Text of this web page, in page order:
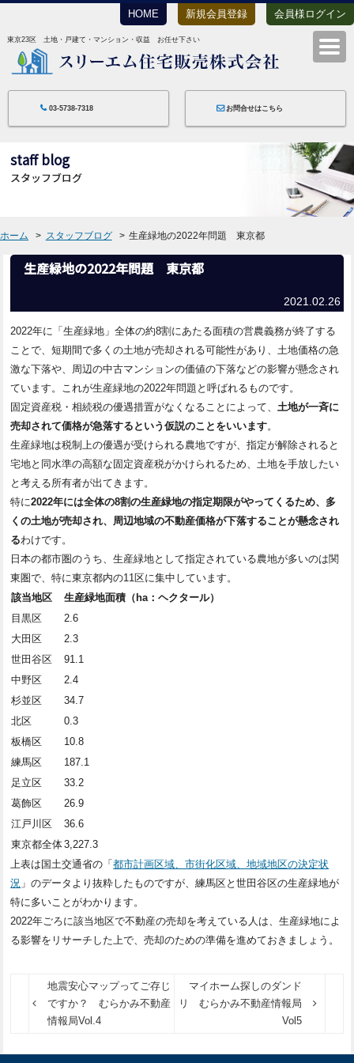
HOME 新規会員登録 会員様ログイン
東京23区 土地・戸建て・マンション・収益 お任せ下さい
03-5738-7318 お問合せはこちら
staff blog
スタッフブログ
ホーム スタッフブログ 生産緑地の2022年問題 東京都
生産緑地の2022年問題 東京都
2021.02.26
2022年に「生産緑地」全体の約8割にあたる面積の営農義務が終了する
ことで、短期間で多くの土地が売却される可能性があり、土地価格の急
激な下落や、周辺の中古マンションの価値の下落などの影響が懸念され
ています。これが生産緑地の2022年問題と呼ばれるものです。
固定資産税・相続税の優遇措置がなくなることによって、 土地が一斉に
売却されて価格が急落するという仮説のことをいいます。
生産緑地は税制上の優遇が受けられる農地ですが、指定が解除されると
宅地と同水準の高額な固定資産税がかけられるため、土地を手放したい
と考える所有者が出てきます。
特に2022年には全体の8割の生産緑地の指定期限がやってくるため、多
くの土地が売却され、周辺地域の不動産価格が下落することが懸念され
るわけです。
日本の都市圏のうち、生産緑地として指定されている農地が多いのは関
東圏で、特に東京都内の11区に集中しています。
該当地区
生産緑地面積（ha：ヘクタール）
目黒区
2.6
大田区
2.3
世田谷区
91.1
中野区
2.4
杉並区
34.7
北区
0.3
板橋区
10.8
練馬区
187.1
足立区
33.2
葛飾区
26.9
江戸川区
36.6
東京都全体3,227.3
上表は国土交通省の「都市計画区域、市街化区域、地域地区の決定状
況 」のデータより抜粋したものですが、練馬区と世田谷区の生産緑地が
特に多いことがわかります。
2022年ごろに該当地区で不動産の売却を考えている人は、生産緑地によ
る影響をリサーチした上で、売却のための準備を進めておきましょう。
地震安心マップってご存じ
ですか？ むらかみ不動産
情報局Vol.4
マイホーム探しのダンド
リ むらかみ不動産情報局
Vol5